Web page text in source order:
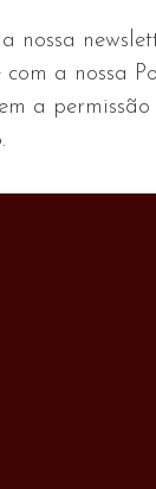
nossa
com a nossa
a